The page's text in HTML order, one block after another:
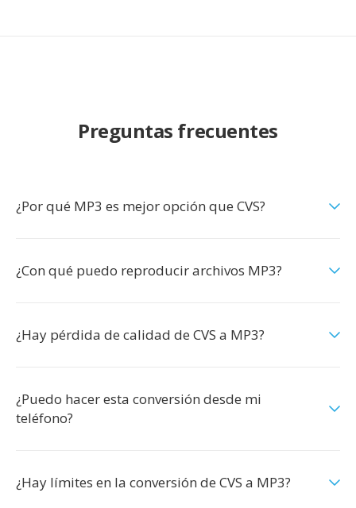
Preguntas frecuentes
¿Por qué MP3 es mejor opción que CVS?
¿Con qué puedo reproducir archivos MP3?
¿Hay pérdida de calidad de CVS a MP3?
¿Puedo hacer esta conversión desde mi
teléfono?
¿Hay límites en la conversión de CVS a MP3?